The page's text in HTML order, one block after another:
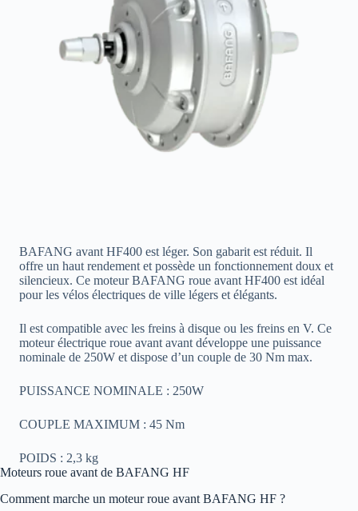
BAFANG avant HF400 est léger. Son gabarit est réduit. Il
offre un haut rendement et possède un fonctionnement doux et
silencieux. Ce moteur BAFANG roue avant HF400 est idéal
pour les vélos électriques de ville légers et élégants.
Il est compatible avec les freins à disque ou les freins en V. Ce
moteur électrique roue avant avant développe une puissance
nominale de 250W et dispose d’un couple de 30 Nm max.
PUISSANCE NOMINALE : 250W
COUPLE MAXIMUM : 45 Nm
POIDS : 2,3 kg
Moteurs roue avant de BAFANG HF
Comment marche un moteur roue avant BAFANG HF ?